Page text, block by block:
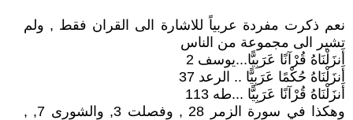
نعم ذكرت مفردة عربياً للاشارة الى القران فقط , ولم
تشير الى مجموعة من الناس
أَنزَلْنَاهُ قُرْآنًا عَرَبِيًّا...يوسف 2
أَنزَلْنَاهُ حُكْمًا عَرَبِيًّا .. الرعد 37
أَنزَلْنَاهُ قُرْآنًا عَرَبِيًّا ...طه 113
وهكذا في سورة الزمر 28 , وفصلت 3, والشورى 7, ,